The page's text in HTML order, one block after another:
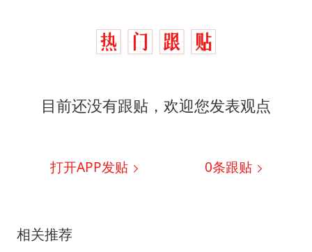
目前还没有跟贴，欢迎您发表观点
打开APP发贴 0条跟贴
相关推荐